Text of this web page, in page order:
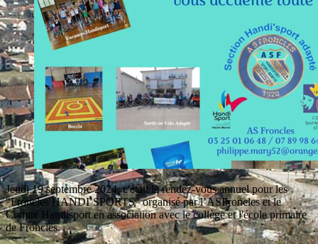
Jeudi 19 septembre 2024, c'était le rendez-vous annuel pour les
"Froncles HANDI’SPORTS" organisé par l’ASFroncles et le
Comité Handisport en association avec le collège et l'école primaire
de Froncles.